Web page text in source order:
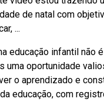
de natal com
...
educação infantil não
uma oportunidade
o aprendizado e
educação, com